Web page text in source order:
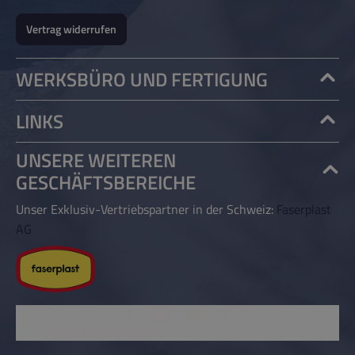
Vertrag widerrufen
WERKSBÜRO UND FERTIGUNG
LINKS
UNSERE WEITEREN
GESCHÄFTSBEREICHE
Unser Exklusiv-Vertriebspartner in der Schweiz: Faserplast
AG